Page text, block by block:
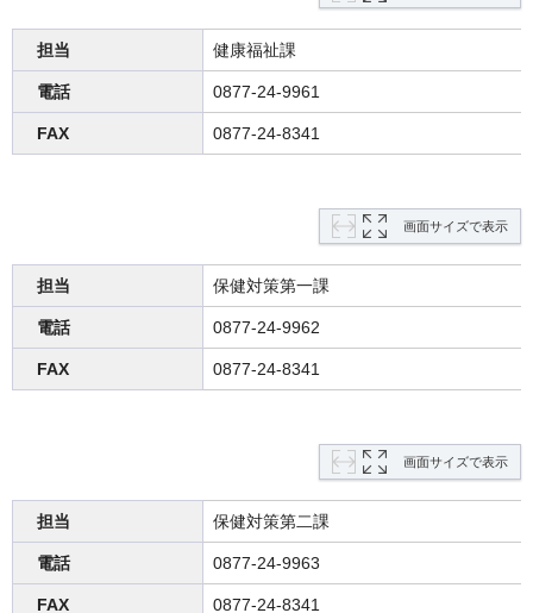
担当 健康福祉課
電話 0877-24-9961
FAX 0877-24-8341
画面サイズで表示
担当 保健対策第一課
電話 0877-24-9962
FAX 0877-24-8341
画面サイズで表示
担当 保健対策第二課
電話 0877-24-9963
FAX 0877-24-8341